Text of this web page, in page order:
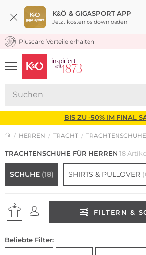
K&Ö & GIGASPORT APP
Jetzt kostenlos downloaden
KOSTENLOSER VERSAND* &
Pluscard Vorteile erhalten
UNSERE APP
CLICK &
BIS ZU -50% IM FINAL
HERREN TRACHT
TRACHTENSCHUHE FÜR HERREN 18
SCHUHE (18) SHIRTS & PULLOVER
FILTERN &
Beliebte Filter: